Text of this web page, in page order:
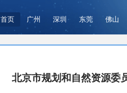
首页 广州 深圳 东莞 佛山
北京市规划和自然资源委